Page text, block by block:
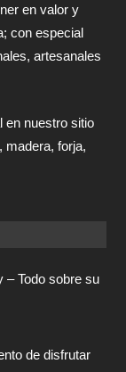
en valor y
con especial
artesanales
en nuestro sitio
madera, forja,
– Todo sobre su
de disfrutar